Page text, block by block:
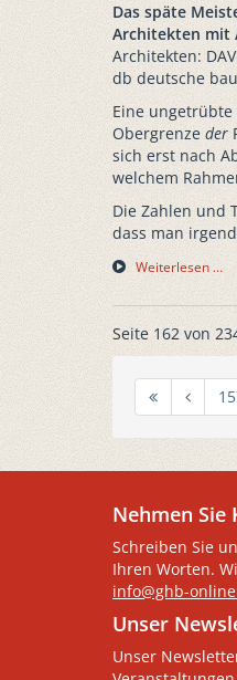
Das späte
Architekten mit
Architekten:
db deutsche
Eine ungetrübte
Obergrenze der
sich erst nach
welchem
Die Zahlen und
dass man
Weiterlesen …
Seite 162 von
Nehmen Sie
Schreiben Sie
Ihren Worten.
info@ghb-
Unser
Unser